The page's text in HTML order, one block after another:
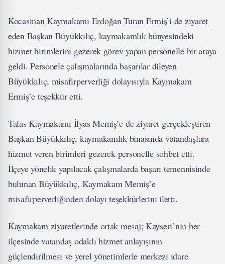
Kocasinan Kaymakamı Erdoğan Turan Ermiş’i de ziyaret
eden Başkan Büyükkılıç, kaymakamlık bünyesindeki
hizmet birimlerini gezerek görev yapan personelle bir araya
geldi. Personele çalışmalarında başarılar dileyen
Büyükkılıç, misafirperverliği dolayısıyla Kaymakam
Ermiş’e teşekkür etti.
Talas Kaymakamı İlyas Memiş’e de ziyaret gerçekleştiren
Başkan Büyükkılıç, kaymakamlık binasında vatandaşlara
hizmet veren birimleri gezerek personelle sohbet etti.
İlçeye yönelik yapılacak çalışmalarda başarı temennisinde
bulunan Büyükkılıç, Kaymakam Memiş’e
misafirperverliğinden dolayı teşekkürlerini iletti.
Kaymakam ziyaretlerinde ortak mesaj; Kayseri’nin her
ilçesinde vatandaş odaklı hizmet anlayışının
güçlendirilmesi ve yerel yönetimlerle merkezi idare